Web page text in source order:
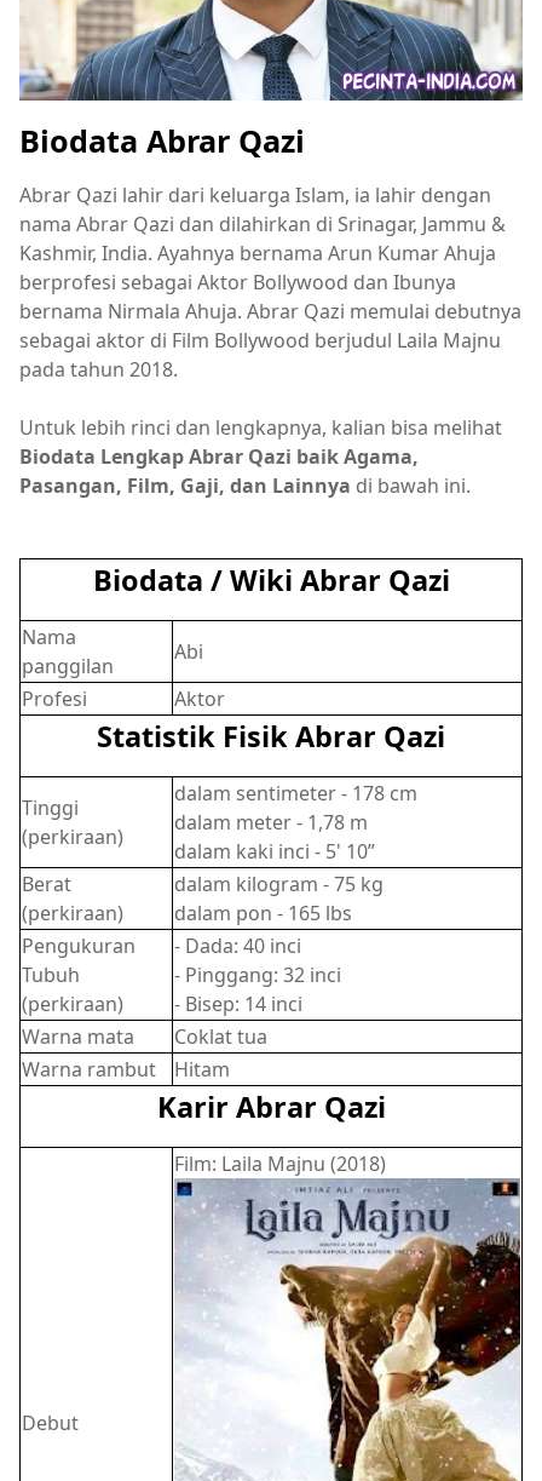
Biodata Abrar Qazi
Abrar Qazi lahir dari keluarga Islam, ia lahir dengan
nama Abrar Qazi dan dilahirkan di Srinagar, Jammu &
Kashmir, India. Ayahnya bernama Arun Kumar Ahuja
berprofesi sebagai Aktor Bollywood dan Ibunya
bernama Nirmala Ahuja. Abrar Qazi memulai debutnya
sebagai aktor di Film Bollywood berjudul Laila Majnu
pada tahun 2018.
Untuk lebih rinci dan lengkapnya, kalian bisa melihat
Biodata Lengkap Abrar Qazi baik Agama,
Pasangan, Film, Gaji, dan Lainnya di bawah ini.
Biodata / Wiki Abrar Qazi
Nama
panggilan
Abi
Profesi
Aktor
Statistik Fisik Abrar Qazi
Tinggi
(perkiraan)
dalam sentimeter - 178 cm
dalam meter - 1,78 m
dalam kaki inci - 5' 10”
Berat
(perkiraan)
dalam kilogram - 75 kg
dalam pon - 165 lbs
Pengukuran
Tubuh
(perkiraan)
- Dada: 40 inci
- Pinggang: 32 inci
- Bisep: 14 inci
Warna mata
Coklat tua
Warna rambut
Hitam
Karir Abrar Qazi
Debut
Film: Laila Majnu (2018)